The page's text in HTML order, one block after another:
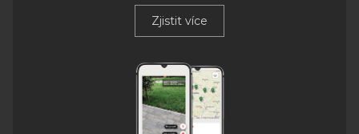
Zjistit více